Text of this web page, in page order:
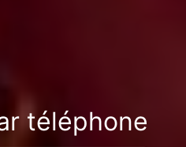
téléphone